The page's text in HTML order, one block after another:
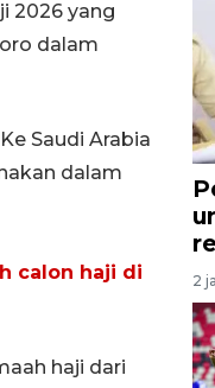
2026 yang
dalam
Saudi Arabia
dalam
calon haji di
haji dari
2